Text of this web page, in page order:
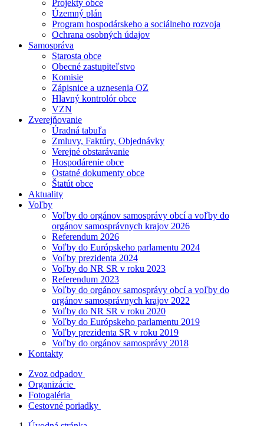
Projekty obce
Územný plán
Program hospodárskeho a sociálneho rozvoja
Ochrana osobných údajov
Samospráva
Starosta obce
Obecné zastupiteľstvo
Komisie
Zápisnice a uznesenia OZ
Hlavný kontrolór obce
VZN
Zverejňovanie
Úradná tabuľa
Zmluvy, Faktúry, Objednávky
Verejné obstarávanie
Hospodárenie obce
Ostatné dokumenty obce
Štatút obce
Aktuality
Voľby
Voľby do orgánov samosprávy obcí a voľby do
orgánov samosprávnych krajov 2026
Referendum 2026
Voľby do Európskeho parlamentu 2024
Voľby prezidenta 2024
Voľby do NR SR v roku 2023
Referendum 2023
Voľby do orgánov samosprávy obcí a voľby do
orgánov samosprávnych krajov 2022
Voľby do NR SR v roku 2020
Voľby do Európskeho parlamentu 2019
Voľby prezidenta SR v roku 2019
Voľby do orgánov samosprávy 2018
Kontakty
Zvoz odpadov
Organizácie
Fotogaléria
Cestovné poriadky